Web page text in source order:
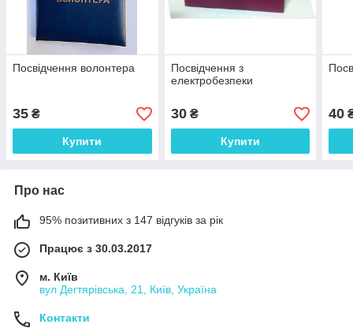
Посвідчення волонтера
35 ₴
Купити
Посвідчення з
електробезпеки
30₴
Купити
40
Про нас
95% позитивних з 147 відгуків за рік
Працює з 30.03.2017
м. Київ
вул Дегтярівська, 21, Київ, Україна
Контакти